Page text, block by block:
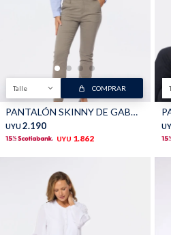
Talle COMPRAR
PANTALÓN SKINNY DE GABARDINA - Khaki
UYU 2.190
UYU 1.862